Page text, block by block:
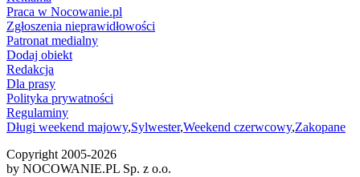
Praca w Nocowanie.pl
Zgłoszenia nieprawidłowości
Patronat medialny
Dodaj obiekt
Redakcja
Dla prasy
Polityka prywatności
Regulaminy
Długi weekend majowy,Sylwester,Weekend czerwcowy,Zakopane
Copyright 2005-2026
by NOCOWANIE.PL Sp. z o.o.